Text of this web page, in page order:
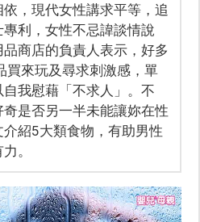
，現代女性講求平等，追
利，女性不忌諱談情說
商店的負責人表示，好多
買來玩及尋求刺激感，單
我慰藉「不求人」。不
是否另一半未能讓妳在性
紹5大類食物，有助男性
。